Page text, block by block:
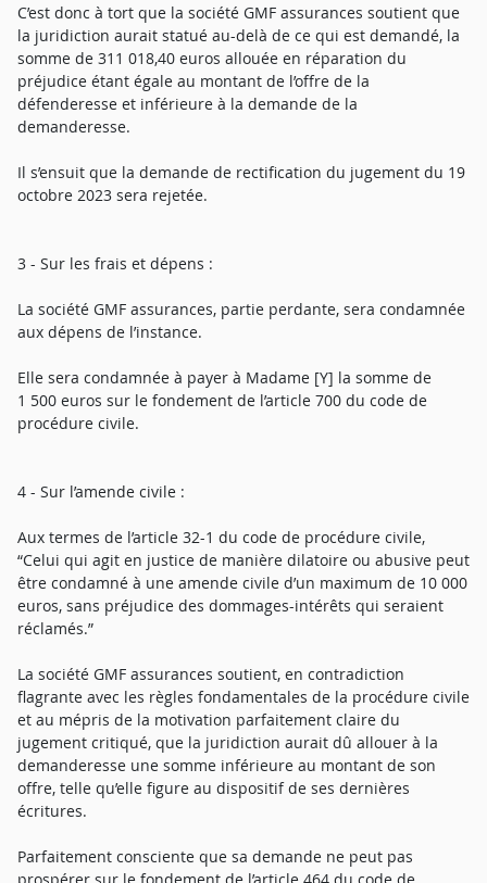
C’est donc à tort que la société GMF assurances soutient que
la juridiction aurait statué au-delà de ce qui est demandé, la
somme de 311 018,40 euros allouée en réparation du
préjudice étant égale au montant de l’offre de la
défenderesse et inférieure à la demande de la
demanderesse.
Il s’ensuit que la demande de rectification du jugement du 19
octobre 2023 sera rejetée.
3 - Sur les frais et dépens :
La société GMF assurances, partie perdante, sera condamnée
aux dépens de l’instance.
Elle sera condamnée à payer à Madame [Y] la somme de
1 500 euros sur le fondement de l’article 700 du code de
procédure civile.
4 - Sur l’amende civile :
Aux termes de l’article 32-1 du code de procédure civile,
“Celui qui agit en justice de manière dilatoire ou abusive peut
être condamné à une amende civile d’un maximum de 10 000
euros, sans préjudice des dommages-intérêts qui seraient
réclamés.”
La société GMF assurances soutient, en contradiction
flagrante avec les règles fondamentales de la procédure civile
et au mépris de la motivation parfaitement claire du
jugement critiqué, que la juridiction aurait dû allouer à la
demanderesse une somme inférieure au montant de son
offre, telle qu’elle figure au dispositif de ses dernières
écritures.
Parfaitement consciente que sa demande ne peut pas